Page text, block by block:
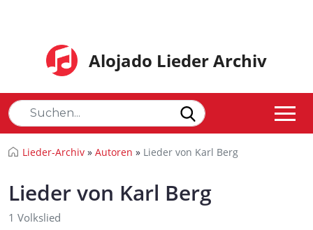
Alojado Lieder Archiv
Lieder-Archiv » Autoren » Lieder von Karl Berg
Lieder von Karl Berg
1 Volkslied